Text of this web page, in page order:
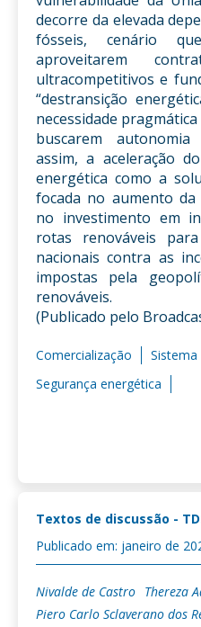
decorre da elevada
fósseis, cenário
aproveitarem
ultracompetitivos e
“destransição
necessidade
buscarem autonomia
assim, a aceleração
energética como a
focada no aumento
no investimento em
rotas renováveis
nacionais contra as
impostas pela
renováveis.
(Publicado pelo
Comercialização
Segurança energética
Textos de discussão -
Publicado em: janeiro de
Nivalde de Castro Thereza
Piero Carlo Sclaverano dos